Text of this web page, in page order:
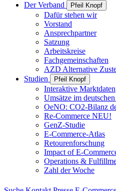
Der Verband
Pfeil Knopf
Dafür stehen wir
Vorstand
Ansprechpartner
Satzung
Arbeitskreise
Fachgemeinschaften
AZD Alternative
Studien
Pfeil Knopf
Interaktive Marktdaten
Umsätze im
OeNO: CO2-Bilanz
Re-Commerce NEU!
GenZ-Studie
E-Commerce-Atlas
Retourenforschung
Impact of E-
Operations &
Zahl der Woche